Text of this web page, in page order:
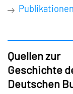
Quellen zur
Geschichte
Deutschen